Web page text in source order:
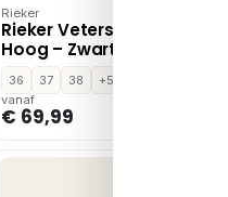
Rieker
Rieker Veterschoenen
Hoog – Zwart
36 37 38
+5
vanaf
€ 69,99